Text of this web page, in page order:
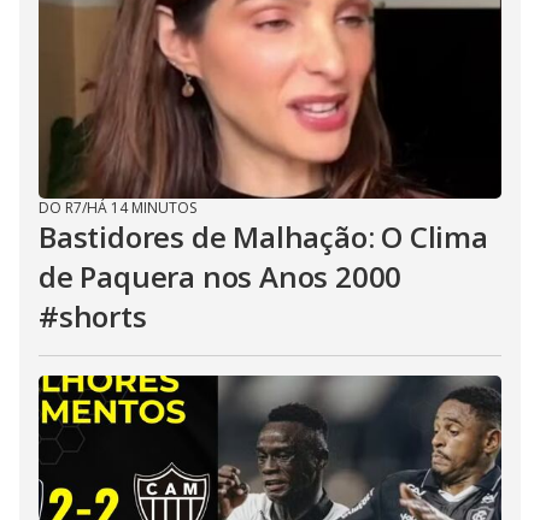
DO R7/HÁ 14 MINUTOS
Bastidores de Malhação: O Clima
de Paquera nos Anos 2000
#shorts